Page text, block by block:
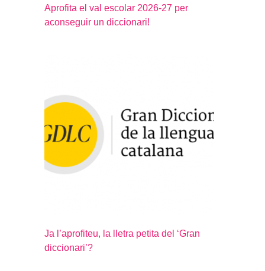
Aprofita el val escolar 2026-27 per
aconseguir un diccionari!
Ja l’aprofiteu, la lletra petita del ‘Gran
diccionari’?